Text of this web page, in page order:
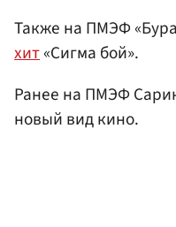
Также на ПМЭФ
хит«Сигма бой».
Ранее на ПМЭФ
новый вид кино.